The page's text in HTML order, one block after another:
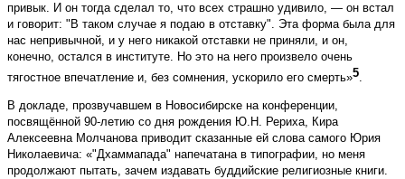
привык. И он тогда сделал то, что всех страшно удивило, — он встал
и говорит: "В таком случае я подаю в отставку". Эта форма была для
нас непривычной, и у него никакой отставки не приняли, и он,
конечно, остался в институте. Но это на него произвело очень
тягостное впечатление и, без сомнения, ускорило его смерть»5.
В докладе, прозвучавшем в Новосибирске на конференции,
посвящённой 90-летию со дня рождения Ю.Н. Рериха, Кира
Алексеевна Молчанова приводит сказанные ей слова самого Юрия
Николаевича: «"Дхаммапада" напечатана в типографии, но меня
продолжают пытать, зачем издавать буддийские религиозные книги.